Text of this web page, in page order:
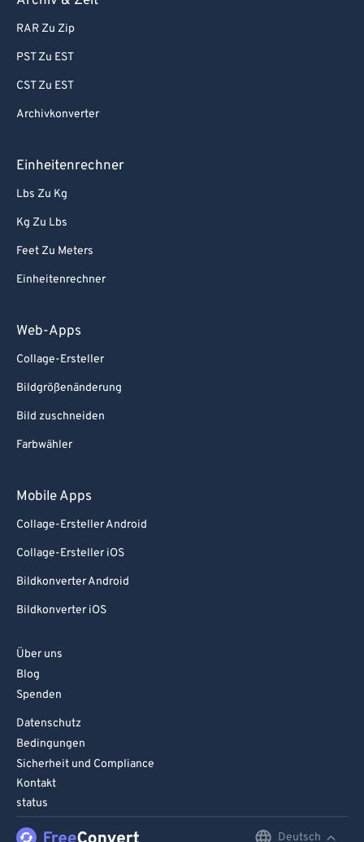
RAR Zu Zip
PST Zu EST
CST Zu EST
Archivkonverter
Einheitenrechner
Lbs Zu Kg
Kg Zu Lbs
Feet Zu Meters
Einheitenrechner
Web-Apps
Collage-Ersteller
Bildgrößenänderung
Bild zuschneiden
Farbwähler
Mobile Apps
Collage-Ersteller Android
Collage-Ersteller iOS
Bildkonverter Android
Bildkonverter iOS
Über uns
Blog
Spenden
Datenschutz
Bedingungen
Sicherheit und Compliance
Kontakt
status
Deutsch